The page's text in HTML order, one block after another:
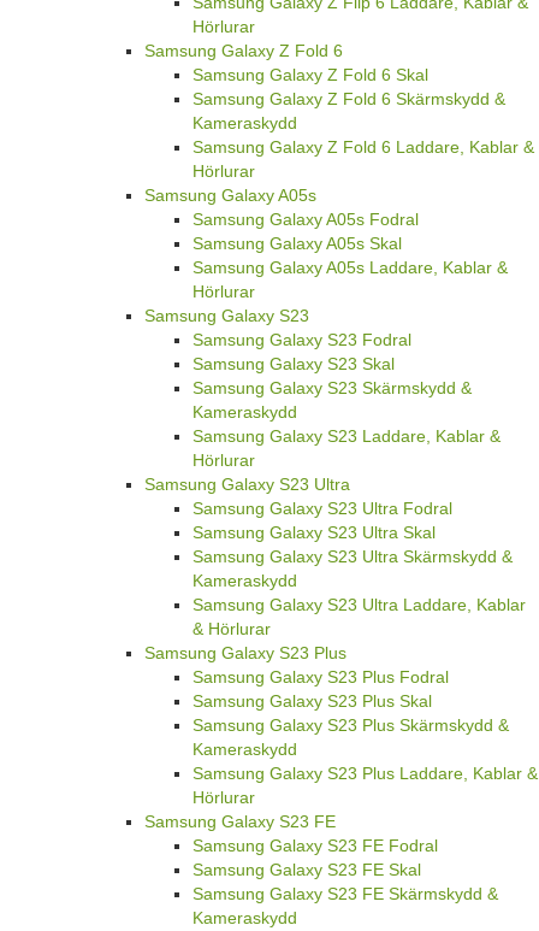
Hörlurar
Samsung Galaxy Z Fold 6
Samsung Galaxy Z Fold 6 Skal
Samsung Galaxy Z Fold 6 Skärmskydd &
Kameraskydd
Samsung Galaxy Z Fold 6 Laddare, Kablar &
Hörlurar
Samsung Galaxy A05s
Samsung Galaxy A05s Fodral
Samsung Galaxy A05s Skal
Samsung Galaxy A05s Laddare, Kablar &
Hörlurar
Samsung Galaxy S23
Samsung Galaxy S23 Fodral
Samsung Galaxy S23 Skal
Samsung Galaxy S23 Skärmskydd &
Kameraskydd
Samsung Galaxy S23 Laddare, Kablar &
Hörlurar
Samsung Galaxy S23 Ultra
Samsung Galaxy S23 Ultra Fodral
Samsung Galaxy S23 Ultra Skal
Samsung Galaxy S23 Ultra Skärmskydd &
Kameraskydd
Samsung Galaxy S23 Ultra Laddare, Kablar
& Hörlurar
Samsung Galaxy S23 Plus
Samsung Galaxy S23 Plus Fodral
Samsung Galaxy S23 Plus Skal
Samsung Galaxy S23 Plus Skärmskydd &
Kameraskydd
Samsung Galaxy S23 Plus Laddare, Kablar &
Hörlurar
Samsung Galaxy S23 FE
Samsung Galaxy S23 FE Fodral
Samsung Galaxy S23 FE Skal
Samsung Galaxy S23 FE Skärmskydd &
Kameraskydd